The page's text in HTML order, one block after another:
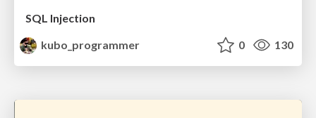
SQL Injection
kubo_programmer
0 130